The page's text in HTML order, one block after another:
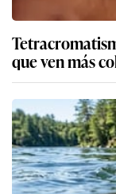
que ven más